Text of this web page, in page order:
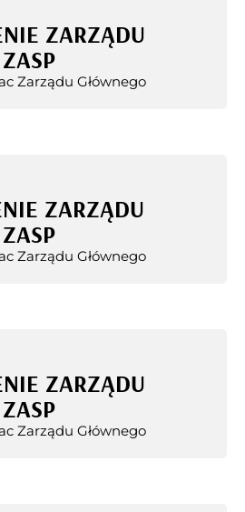
ZARZĄDU
Zarządu Głównego
ZARZĄDU
Zarządu Głównego
ZARZĄDU
Zarządu Głównego